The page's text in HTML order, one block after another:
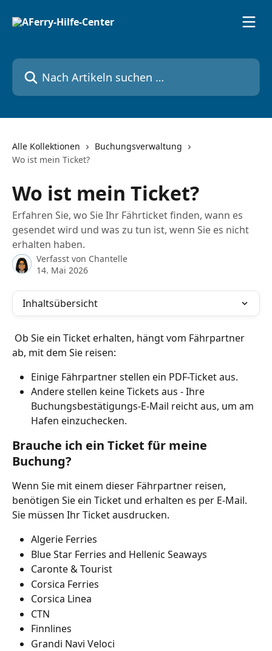
Nach Artikeln suchen …
Alle Kollektionen
Buchungsverwaltung
Wo ist mein Ticket?
Wo ist mein Ticket?
Erfahren Sie, wo Sie Ihr Fährticket finden, wann es
gesendet wird und was zu tun ist, wenn Sie es nicht
erhalten haben.
Verfasst von Chantelle
14. Mai 2026
Inhaltsübersicht
ab, mit dem Sie reisen:
Einige Fährpartner stellen ein PDF-Ticket aus.
Andere stellen keine Tickets aus - Ihre
Buchungsbestätigungs-E-Mail reicht aus, um am
Hafen einzuchecken.
Brauche ich ein Ticket für meine
Buchung?
Wenn Sie mit einem dieser Fährpartner reisen,
benötigen Sie ein Ticket und erhalten es per E-Mail.
Sie müssen Ihr Ticket ausdrucken.
Algerie Ferries
Blue Star Ferries and Hellenic Seaways
Caronte & Tourist
Corsica Ferries
Corsica Linea
CTN
Finnlines
Grandi Navi Veloci